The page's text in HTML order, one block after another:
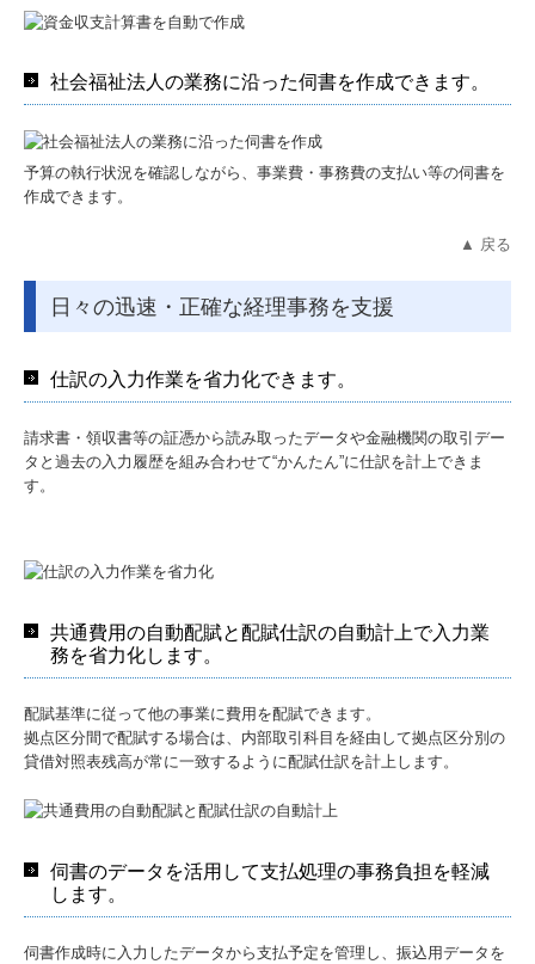
社会福祉法人の業務に沿った伺書を作成できます。
予算の執行状況を確認しながら、事業費・事務費の支払い等の伺書を
作成できます。
▲ 戻る
日々の迅速・正確な経理事務を支援
仕訳の入力作業を省力化できます。
請求書・領収書等の証憑から読み取ったデータや金融機関の取引デー
タと過去の入力履歴を組み合わせて“かんたん”に仕訳を計上できま
す。
共通費用の自動配賦と配賦仕訳の自動計上で入力業
務を省力化します。
配賦基準に従って他の事業に費用を配賦できます。
拠点区分間で配賦する場合は、内部取引科目を経由して拠点区分別の
貸借対照表残高が常に一致するように配賦仕訳を計上します。
伺書のデータを活用して支払処理の事務負担を軽減
します。
伺書作成時に入力したデータから支払予定を管理し、振込用データを